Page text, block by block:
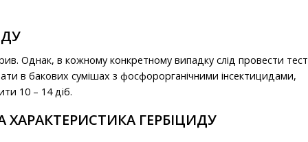
Однак, в кожному конкретному випадку слід провести тест
в бакових сумішах з фосфорорганічними інсектицидами,
10 – 14 діб.
ГЕРБІЦИДУ